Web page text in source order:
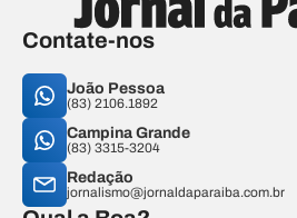
Contate-nos
João Pessoa
(83) 2106.1892
Campina Grande
(83) 3315-3204
Redação
jornalismo@jornaldaparaiba.com.br